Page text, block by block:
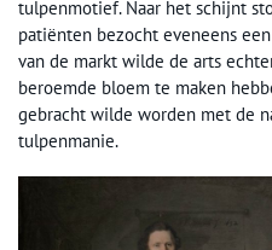
tulpenmotief. Naar het schijnt
patiënten bezocht eveneens
van de markt wilde de arts
beroemde bloem te maken
gebracht wilde worden met de
tulpenmanie.